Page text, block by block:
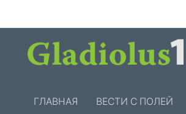
ГЛАВНАЯ ВЕСТИ С ПОЛЕЙ